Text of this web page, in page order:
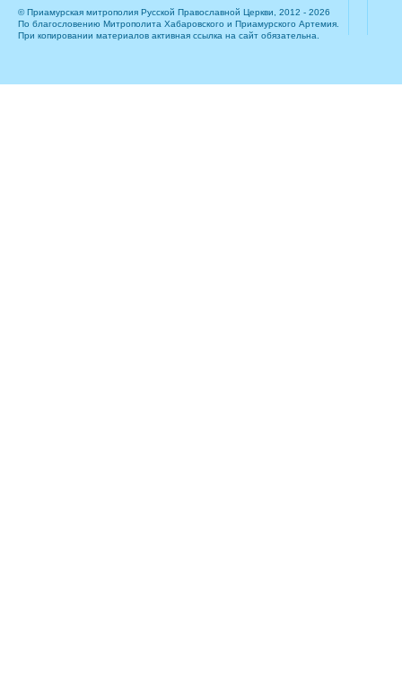
© Приамурская митрополия Русской Православной Церкви, 2012 - 2026
По благословению Митрополита Хабаровского и Приамурского Артемия.
При копировании материалов активная ссылка на сайт обязательна.